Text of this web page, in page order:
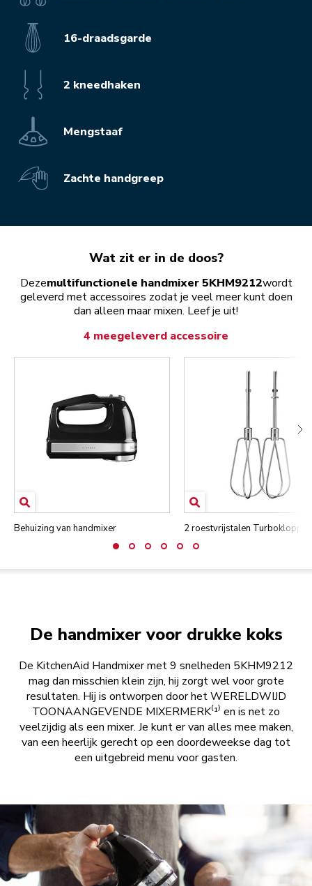
16-draadsgarde
2 kneedhaken
Mengstaaf
Zachte handgreep
Wat zit er in de doos?
Dezemultifunctionele handmixer 5KHM9212wordt
geleverd met accessoires zodat je veel meer kunt doen
dan alleen maar mixen. Leef je uit!
4 meegeleverd accessoire
Behuizing van handmixer 2 roestvrijstalen
De handmixer voor drukke koks
De KitchenAid Handmixer met 9 snelheden 5KHM9212
mag dan misschien klein zijn, hij zorgt wel voor grote
resultaten. Hij is ontworpen door het WERELDWIJD
TOONAANGEVENDE MIXERMERK⁽¹⁾ en is net zo
veelzijdig als een mixer. Je kunt er van alles mee maken,
van een heerlijk gerecht op een doordeweekse dag tot
een uitgebreid menu voor gasten.